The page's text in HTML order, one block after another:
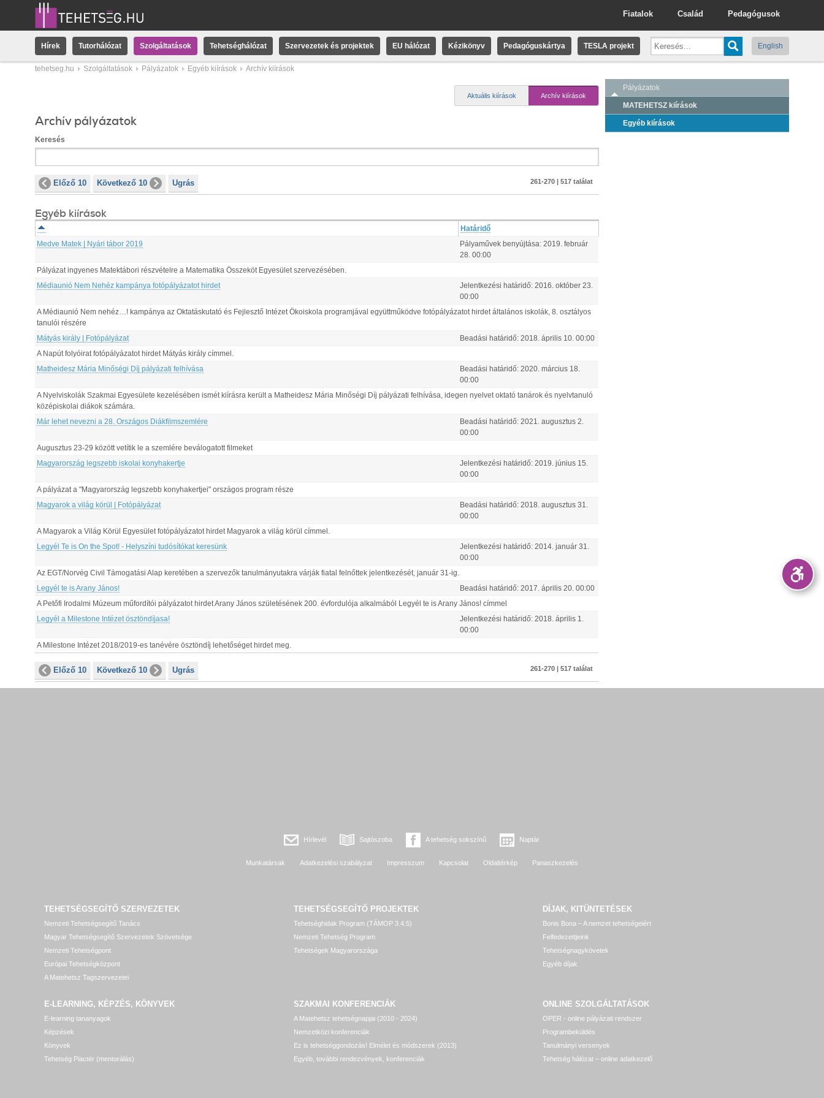
Pedagógusok
Család
Fiatalok
Hírek Tutorhálózat Szolgáltatások Tehetséghálózat Szervezetek és projektek EU hálózat Kézikönyv Pedagóguskártya TESLA projekt English
tehetseg.hu Szolgáltatások Pályázatok Egyéb kiírások Archív kiírások
Aktuális kiírások Archív kiírások
Archív pályázatok
Keresés
Előző 10 Következő 10 Ugrás 261-270 | 517 találat
Egyéb kiírások
Határidő
Medve Matek | Nyári tábor 2019 Pályaművek benyújtása: 2019. február
28 00:00
Pályázat ingyenes Matektábori részvételre a Matematika Összeköt Egyesület szervezésében.
Médiaunió Nem Nehéz kampánya fotópályázatot hirdet Jelentkezési határidő: 2016. október 23
00:00
A Médiaunió Nem nehéz…! kampánya az Oktatáskutató és Fejlesztő Intézet Ökoiskola programjával együttműködve fotópályázatot hirdet általános iskolák, 8. osztályos
tanulói részére
Mátyás király | Fotópályázat Beadási határidő: 2018. április 10 00:00
A Napút folyóirat fotópályázatot hirdet Mátyás király címmel.
Matheidesz Mária Minőségi Díj pályázati felhívása Beadási határidő: 2020. március 18
00:00
A Nyelviskolák Szakmai Egyesülete kezelésében ismét kiírásra került a Matheidesz Mária Minőségi Díj pályázati felhívása, idegen nyelvet oktató tanárok és nyelvtanuló
középiskolai diákok számára.
Már lehet nevezni a 28. Országos Diákfilmszemlére Beadási határidő: 2021. augusztus 2
00:00
Augusztus 23-29 között vetítik le a szemlére beválogatott filmeket
Magyarország legszebb iskolai konyhakertje Jelentkezési határidő: 2019. június 15
00:00
A pályázat a "Magyarország legszebb konyhakertjei" országos program része
Magyarok a világ körül | Fotópályázat Beadási határidő: 2018. augusztus 31
00:00
A Magyarok a Világ Körül Egyesület fotópályázatot hirdet Magyarok a világ körül címmel.
Legyél Te is On the Spot! - Helyszíni tudósítókat keresünk Jelentkezési határidő: 2014. január 31
00:00
Az EGT/Norvég Civil Támogatási Alap keretében a szervezők tanulmányutakra várják fiatal felnőttek jelentkezését, január 31-ig.
Legyél te is Arany János! Beadási határidő: 2017. április 20 00:00
A Petőfi Irodalmi Múzeum műfordítói pályázatot hirdet Arany János születésének 200. évfordulója alkalmából Legyél te is Arany János! címmel
Legyél a Milestone Intézet ösztöndíjasa! Jelentkezési határidő: 2018. április 1
00:00
A Milestone Intézet 2018/2019-es tanévére ösztöndíj lehetőséget hirdet meg.
Előző 10 Következő 10 Ugrás 261-270 | 517 találat
Pályázatok
MATEHETSZ kiírások
Egyéb kiírások
Hírlevél Sajtószoba A tehetség sokszínű Naptár
Munkatársak Adatkezelési szabályzat Impresszum Kapcsolat Oldaltérkép Panaszkezelés
TEHETSÉGSEGÍTŐ SZERVEZETEK
Nemzeti Tehetségsegítő Tanács
Magyar Tehetségsegítő Szervezetek Szövetsége
Nemzeti Tehetségpont
Európai Tehetségközpont
A Matehetsz Tagszervezetei
TEHETSÉGSEGÍTŐ PROJEKTEK
Tehetséghidak Program (TÁMOP 3.4.5)
Nemzeti Tehetség Program
Tehetségek Magyarországa
DÍJAK, KITÜNTETÉSEK
Bonis Bona – A nemzet tehetségeiért
Felfedezettjeink
Tehetségnagykövetek
Egyéb díjak
E-LEARNING, KÉPZÉS, KÖNYVEK
E-learning tananyagok
Képzések
Könyvek
Tehetség Piactér (mentorálás)
SZAKMAI KONFERENCIÁK
A Matehetsz tehetségnapjai (2010 - 2024)
Nemzetközi konferenciák
Ez is tehetséggondozás! Elmélet és módszerek (2013)
Egyéb, további rendezvények, konferenciák
ONLINE SZOLGÁLTATÁSOK
OPER - online pályázati rendszer
Programbeküldés
Tanulmányi versenyek
Tehetség hálózat – online adatkezelő